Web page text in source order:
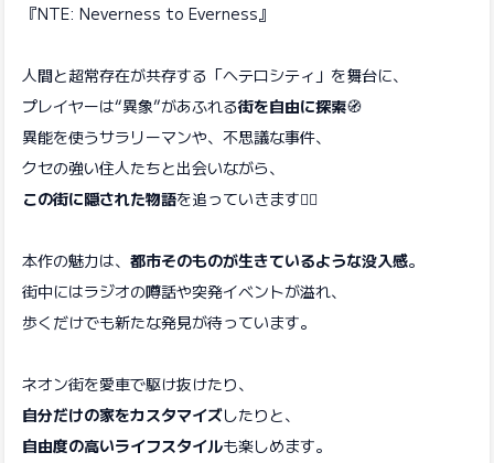
『NTE: Neverness to Everness』
人間と超常存在が共存する「ヘテロシティ」を舞台に、
プレイヤーは“異象”があふれる街を自由に探索🧭
異能を使うサラリーマンや、不思議な事件、
クセの強い住人たちと出会いながら、
この街に隠された物語を追っていきます🏃‍♀️
本作の魅力は、 都市そのものが生きているような没入感。
街中にはラジオの噂話や突発イベントが溢れ、
歩くだけでも新たな発見が待っています。
ネオン街を愛車で駆け抜けたり、
自分だけの家をカスタマイズしたりと、
自由度の高いライフスタイルも楽しめます。